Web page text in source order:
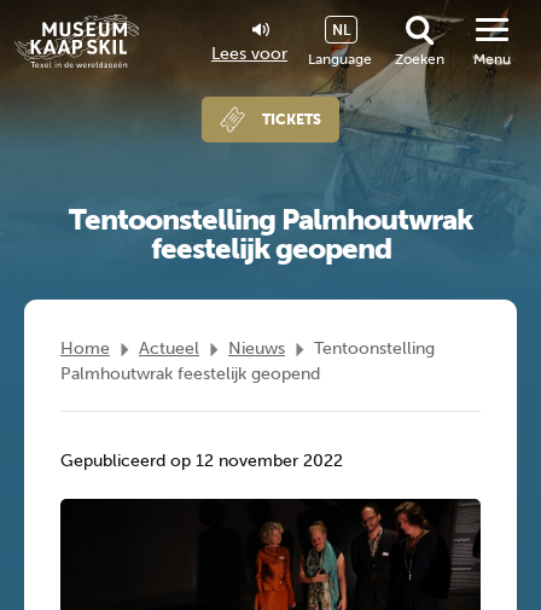
Lees voor Language
NL
Zoeken
TICKETS
Menu
Tentoonstelling Palmhoutwrak
feestelijk geopend
Home Actueel Nieuws
Tentoonstelling
Palmhoutwrak feestelijk geopend
Gepubliceerd op 12 november 2022